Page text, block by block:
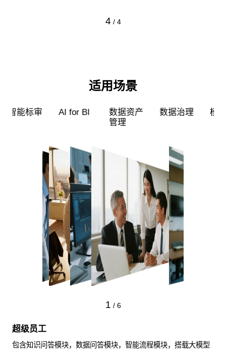
4 / 4
适用场景
超级员工 智能标审 AI for BI
数据资产
1 / 6
超级员工
包含知识问答模块，数据问答模块，智能流程模块，搭载大模型